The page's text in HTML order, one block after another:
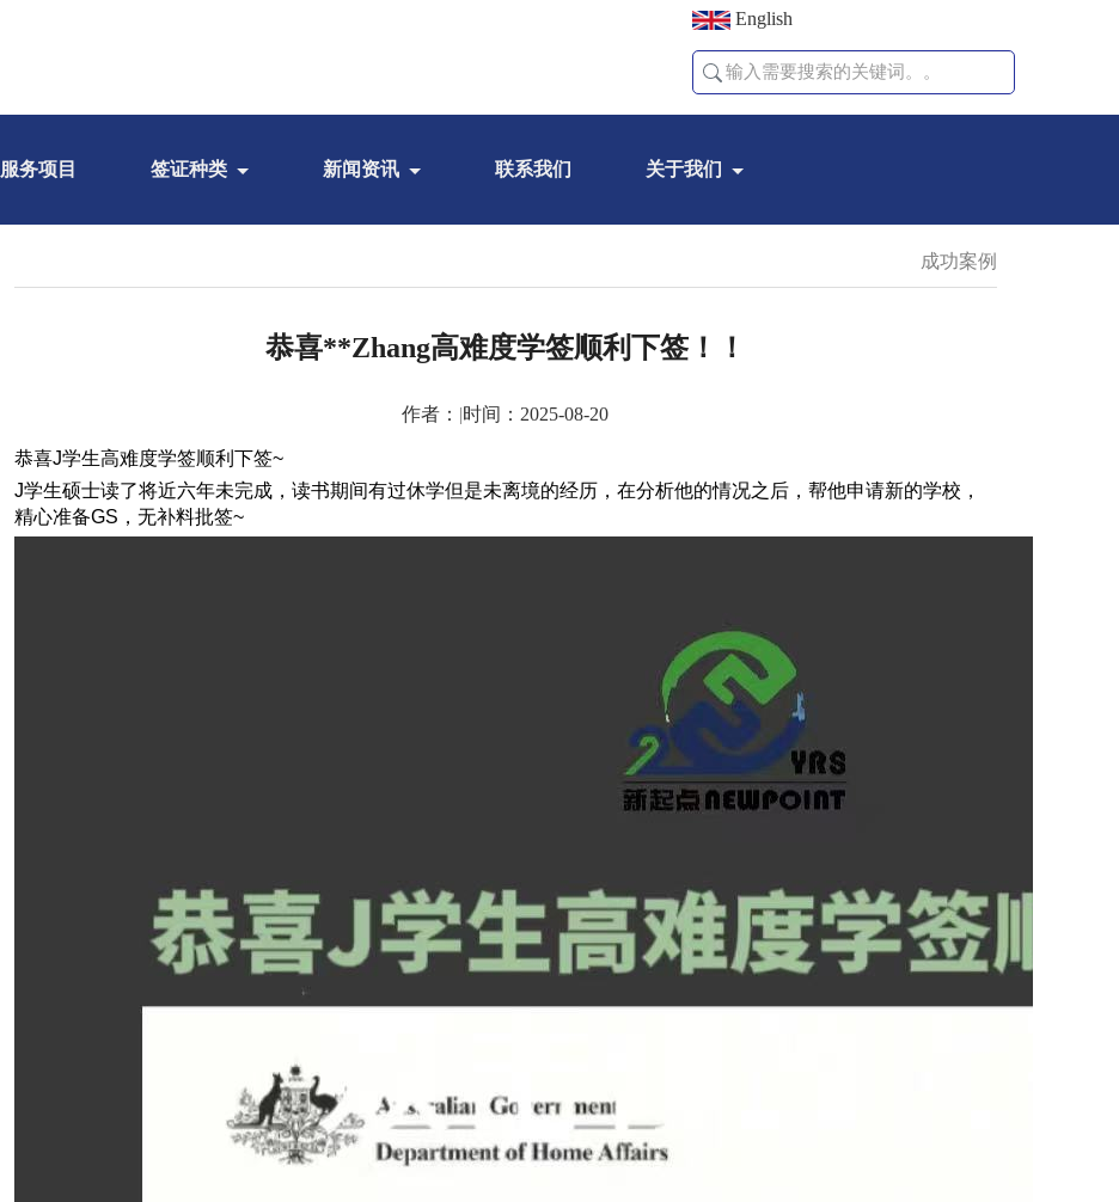
English
服务项目 签证种类 新闻资讯 联系我们 关于我们
成功案例
恭喜**Zhang高难度学签顺利下签！！
作者： |时间：2025-08-20
恭喜J学生高难度学签顺利下签~
J学生硕士读了将近六年未完成，读书期间有过休学但是未离境的经历，在分析他的情况之后，帮他申请新的学校，
精心准备GS，无补料批签~